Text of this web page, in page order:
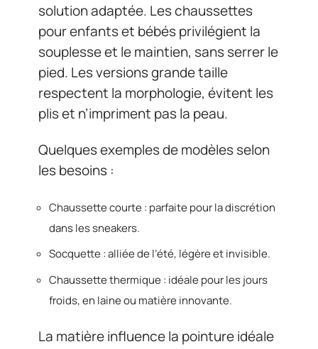
solution adaptée. Les chaussettes
pour enfants et bébés privilégient la
souplesse et le maintien, sans serrer le
pied. Les versions grande taille
respectent la morphologie, évitent les
plis et n’impriment pas la peau.
Quelques exemples de modèles selon
les besoins :
Chaussette courte : parfaite pour la discrétion
dans les sneakers.
Socquette : alliée de l’été, légère et invisible.
Chaussette thermique : idéale pour les jours
froids, en laine ou matière innovante.
La matière influence la pointure idéale